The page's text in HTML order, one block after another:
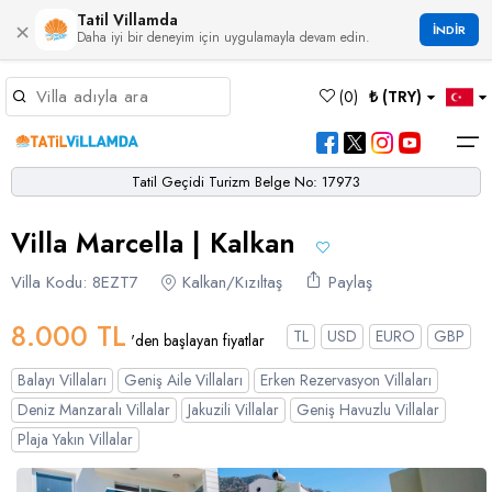
× Tatil Villamda
Daha iyi bir deneyim için uygulamayla devam edin. İNDİR
(0) ₺ (TRY)
Hakkımızda
Bölgeler
Bölgeler
Bodrum
Turgutreis
Çeşme
Alaçatı
Germiyan
Dalaman
Dalyan
Çalış
Çamköy
Çatalarık
Çiftlik
Eldirek
Bornova
Akbel
Bezirgan
Çavdır
Çayköy
Hacıoğlan
Ağullu
Bayındır
Çukurbağ
Gökçeören
Gökseki
Çamlı
Selimiye
Boğaziçi
Eşen
Karadere
Yakabağ
Villa Seçeneklerimiz
Villa Seçeneklerimiz
Balayı Villaları
Çift Jakuzili Villalar
Çocuk Havuzlu Villalar
Çocuk Oyun Alanı Olan Villalar
Blog
Tatil Geçidi Turizm Belge No: 17973
Villa Marcella | Kalkan
Villa Kodu: 8EZT7 Kalkan/Kızıltaş Paylaş
8.000 TL 'den başlayan fiyatlar TL USD EURO
GBP
Balayı Villaları
Geniş Aile Villaları
Erken Rezervasyon Villaları
Deniz Manzaralı Villalar
Jakuzili Villalar
Geniş Havuzlu Villalar
Plaja Yakın Villalar
Dil Seçiniz
German Italian Russian
Kur Seçiniz
Türk Lirası
TRY- TL
EURO
EUR- € USD
GBP- £
Favorilerim
Müsaitlik Takvimi
Müsaitlik Takvimi >